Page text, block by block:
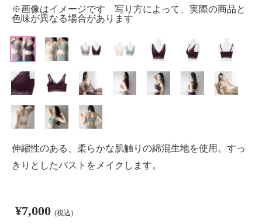
※画像はイメージです 写り方によって、実際の商品と
色味が異なる場合があります
伸縮性のある、柔らかな肌触りの綿混生地を使用。すっ
きりとしたバストをメイクします。
¥7,000 (税込)